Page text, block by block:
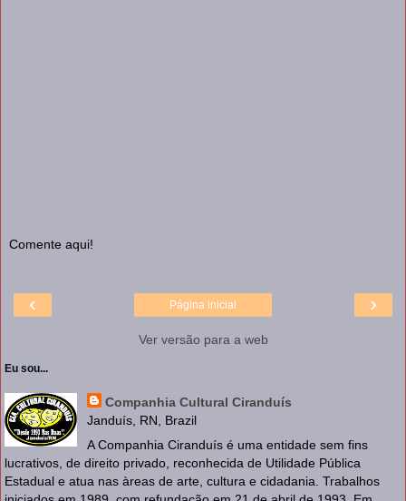
Comente aqui!
‹ ›
Página inicial
Ver versão para a web
Eu sou...
Companhia Cultural Ciranduís
Janduís, RN, Brazil
A Companhia Ciranduís é uma entidade sem fins
lucrativos, de direito privado, reconhecida de Utilidade Pública
Estadual e atua nas àreas de arte, cultura e cidadania. Trabalhos